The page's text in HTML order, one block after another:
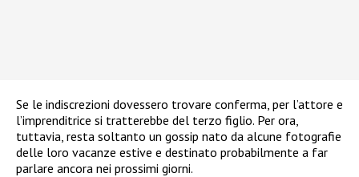
Se le indiscrezioni dovessero trovare conferma, per l’attore e
l’imprenditrice si tratterebbe del terzo figlio. Per ora,
tuttavia, resta soltanto un gossip nato da alcune fotografie
delle loro vacanze estive e destinato probabilmente a far
parlare ancora nei prossimi giorni.